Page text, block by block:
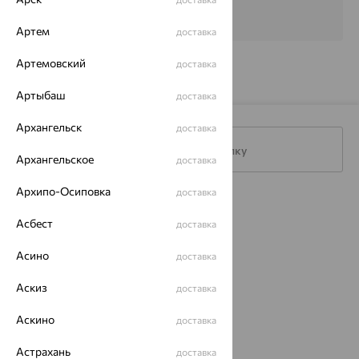
Подписаться на рассылку
Покупателям
О нас
Магазины и доставка г. Липецк
Артем доставка
Артемовский доставка
Артыбаш доставка
Архангельск доставка
Архангельское доставка
Архипо-Осиповка доставка
Асбест доставка
Асино доставка
Аскиз доставка
Аскино доставка
Астрахань доставка